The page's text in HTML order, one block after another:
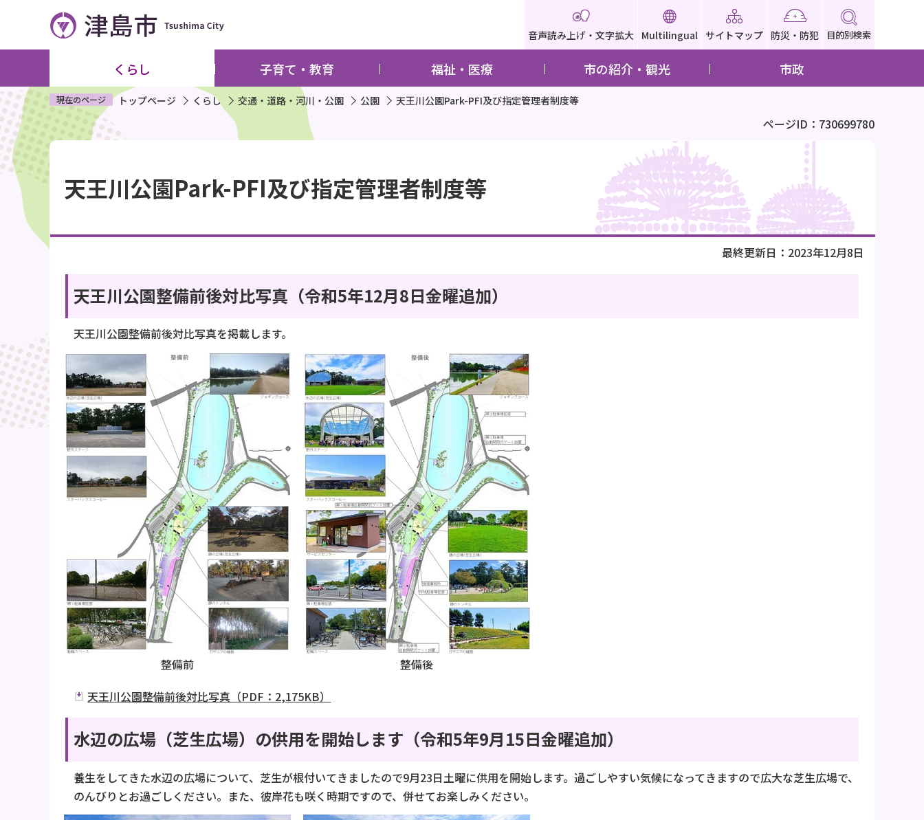
ペ
ジ
の
先
頭
で
す
音声読み上げ・文字拡大 Multilingual サイトマップ 防災・防犯 目的別検索
くらし 子育て・教育 福祉・医療 市の紹介・観光 市政
現在のページ トップページ くらし 交通・道路・河川・公園 公園 天王川公園Park-PFI及び指定管理者制度等
ページID：730699780
本
文
天王川公園Park-PFI及び指定管理者制度等
最終更新日：2023年12月8日
天王川公園整備前後対比写真（令和5年12月8日金曜追加）
天王川公園整備前後対比写真を掲載します。
整備前
整備後
天王川公園整備前後対比写真（PDF：2,175KB）
水辺の広場（芝生広場）の供用を開始します（令和5年9月15日金曜追加）
養生をしてきた水辺の広場について、芝生が根付いてきましたので9月23日土曜に供用を開始します。過ごしやすい気候になってきますので広大な芝生広場で、
のんびりとお過ごしください。また、彼岸花も咲く時期ですので、併せてお楽しみください。